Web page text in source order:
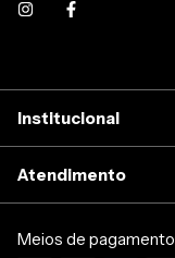
Institucional
Atendimento
Meios de pagamento